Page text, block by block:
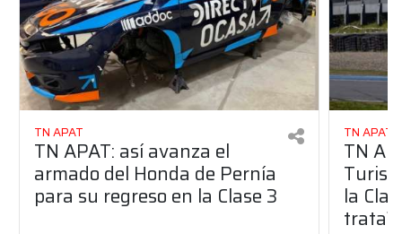
TN APAT
TN APAT: así avanza el
armado del Honda de Pernía
para su regreso en la Clase 3
TN APAT
TN
la
trata?